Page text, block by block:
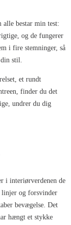
alle bestar min test:
og de fungerer
i fire stemninger, så
stil.
et rundt
finder du det
undrer du dig
i interiørverdenen de
linjer og forsvinder
bevægelse. Det
hængt et stykke